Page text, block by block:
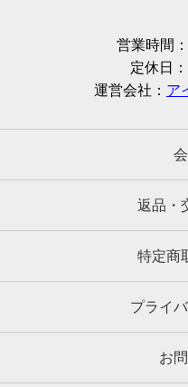
営業時間
定休日
運営会社： ア
返品・
特定商
プライ
お